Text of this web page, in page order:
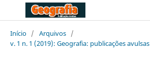
Início / Arquivos /
v. 1 n. 1 (2019): Geografia: publicações avulsas